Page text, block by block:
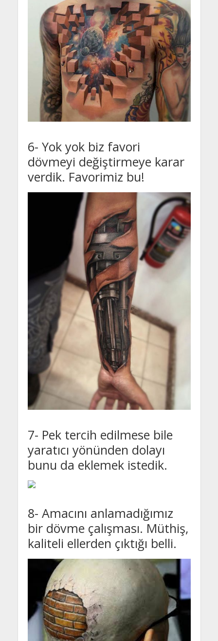
6- Yok yok biz favori
dövmeyi değiştirmeye karar
verdik. Favorimiz bu!
7- Pek tercih edilmese bile
yaratıcı yönünden dolayı
bunu da eklemek istedik.
8- Amacını anlamadığımız
bir dövme çalışması. Müthiş,
kaliteli ellerden çıktığı belli.